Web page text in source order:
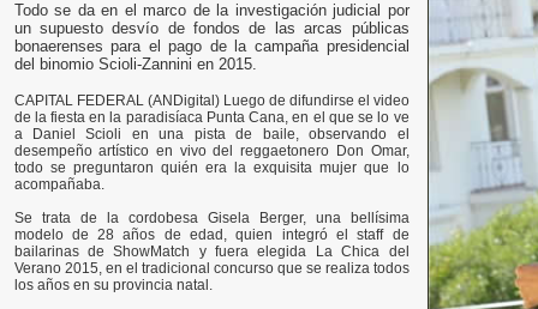
Todo se da en el marco de la investigación judicial por
un supuesto desvío de fondos de las arcas públicas
bonaerenses para el pago de la campaña presidencial
del binomio Scioli-Zannini en 2015.
CAPITAL FEDERAL (ANDigital) Luego de difundirse el video
de la fiesta en la paradisíaca Punta Cana, en el que se lo ve
a Daniel Scioli en una pista de baile, observando el
desempeño artístico en vivo del reggaetonero Don Omar,
todo se preguntaron quién era la exquisita mujer que lo
acompañaba.
Se trata de la cordobesa Gisela Berger, una bellísima
modelo de 28 años de edad, quien integró el staff de
bailarinas de ShowMatch y fuera elegida La Chica del
Verano 2015, en el tradicional concurso que se realiza todos
los años en su provincia natal.